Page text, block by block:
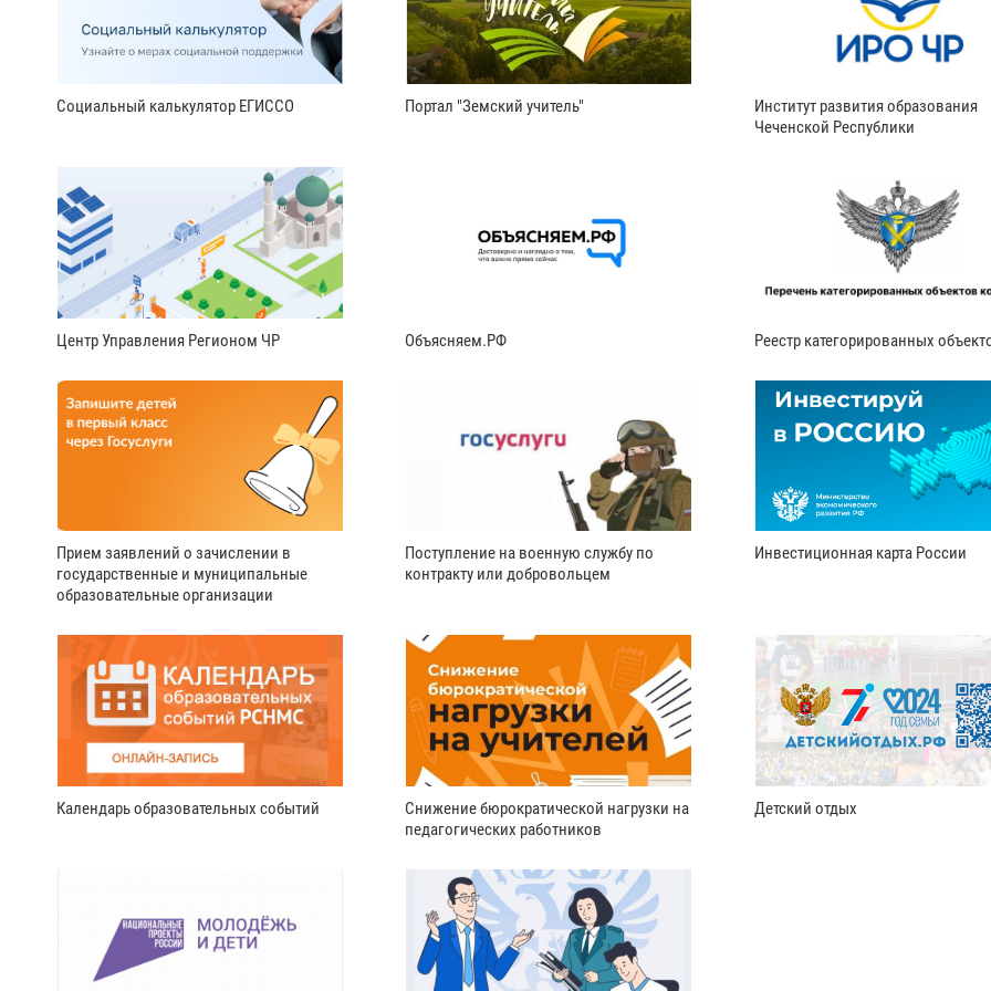
Социальный калькулятор ЕГИССО Портал "Земский учитель"
Институт развития образования
Чеченской Республики
Центр Управления Регионом ЧР Объясняем.РФ Реестр категорированных
Прием заявлений о зачислении в
государственные и муниципальные
образовательные организации
Поступление на военную службу по
контракту или добровольцем
Инвестиционная карта России
Календарь образовательных событий
Снижение бюрократической нагрузки на
педагогических работников
Детский отдых